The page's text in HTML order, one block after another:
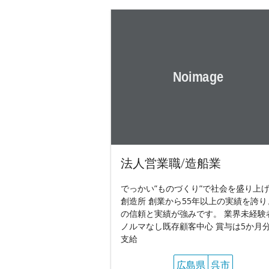
法人営業職/造船業
でっかい”ものづくり”で社会を盛り上
創造所 創業から55年以上の実績を誇り
の信頼と実績が強みです。 業界未経験
ノルマなし既存顧客中心 賞与は5か月
支給
広島県 呉市